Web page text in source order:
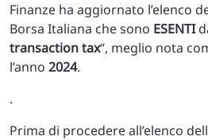
Finanze ha aggiornato l’elenco
Borsa Italiana che sono ESENTI
transaction tax“, meglio nota
l’anno 2024.
.
Prima di procedere all’elenco